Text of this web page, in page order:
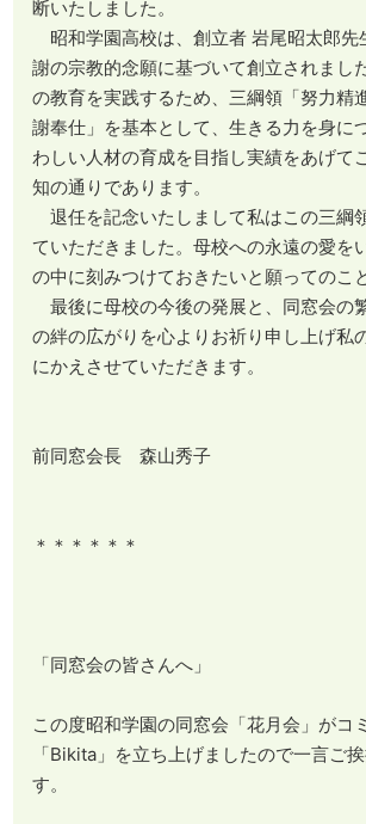
断いたしました。
昭和学園高校は、創立者 岩尾昭太郎先
謝の宗教的念願に基づいて創立されまし
の教育を実践するため、三綱領「努力精
謝奉仕」を基本として、生きる力を身に
わしい人材の育成を目指し実績をあげて
知の通りであります。
退任を記念いたしまして私はこの三綱
ていただきました。母校への永遠の愛を
の中に刻みつけておきたいと願ってのこ
最後に母校の今後の発展と、同窓会の
の絆の広がりを心よりお祈り申し上げ私
にかえさせていただきます。
前同窓会長 森山秀子
＊＊＊＊＊＊
「同窓会の皆さんへ」
この度昭和学園の同窓会「花月会」がコ
「Bikita」を立ち上げましたので一言ご
す。